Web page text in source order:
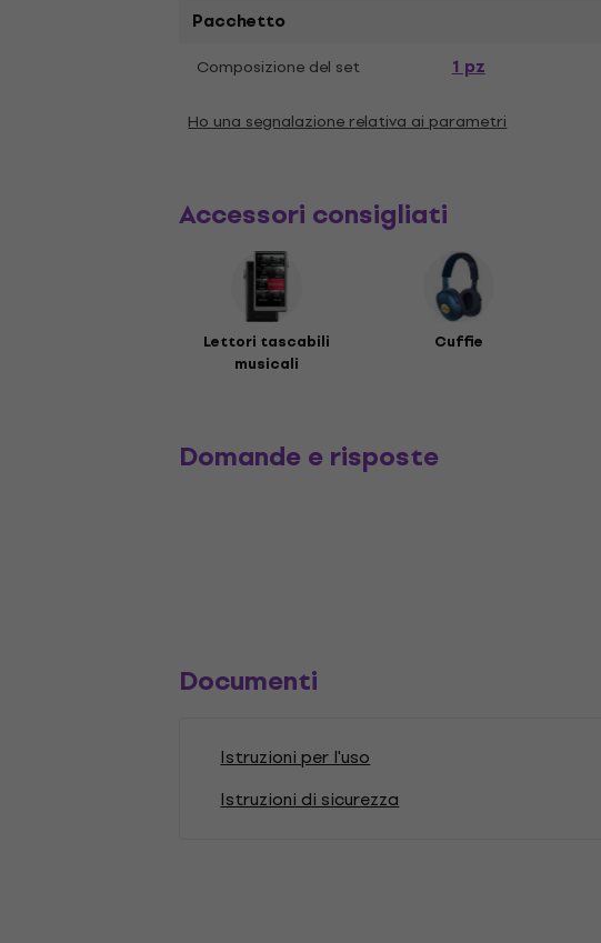
Pacchetto
Composizione del set 1 pz
Ho una segnalazione relativa ai parametri
Accessori consigliati
Lettori tascabili
musicali
Cuffie
Domande e risposte
Documenti
Istruzioni per l'uso
Istruzioni di sicurezza